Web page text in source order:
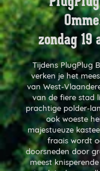
zondag
Tijdens PlugPlug
verken je het
van West-
van de fiere stad
prachtige polder-
ook woeste
majestueuze
fraais wordt
doorsneden door
meest